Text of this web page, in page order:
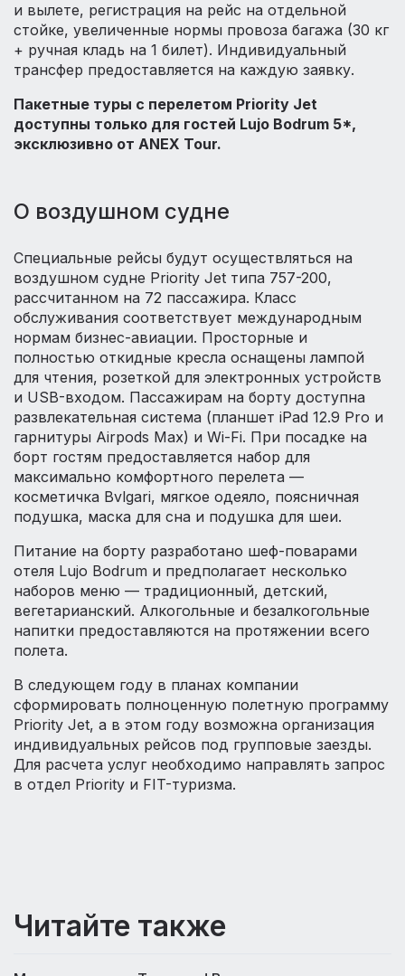
и вылете, регистрация на рейс на отдельной
стойке, увеличенные нормы провоза багажа (30 кг
+ ручная кладь на 1 билет). Индивидуальный
трансфер предоставляется на каждую заявку.
Пакетные туры с перелетом Priority Jet
доступны только для гостей Lujo Bodrum 5*,
эксклюзивно от ANEX Tour.
О воздушном судне
Специальные рейсы будут осуществляться на
воздушном судне Priority Jet типа 757-200,
рассчитанном на 72 пассажира. Класс
обслуживания соответствует международным
нормам бизнес-авиации. Просторные и
полностью откидные кресла оснащены лампой
для чтения, розеткой для электронных устройств
и USB-входом. Пассажирам на борту доступна
развлекательная система (планшет iPad 12.9 Pro и
гарнитуры Airpods Max) и Wi-Fi. При посадке на
борт гостям предоставляется набор для
максимально комфортного перелета —
косметичка Bvlgari, мягкое одеяло, поясничная
подушка, маска для сна и подушка для шеи.
Питание на борту разработано шеф-поварами
отеля Lujo Bodrum и предполагает несколько
наборов меню — традиционный, детский,
вегетарианский. Алкогольные и безалкогольные
напитки предоставляются на протяжении всего
полета.
В следующем году в планах компании
сформировать полноценную полетную программу
Priority Jet, а в этом году возможна организация
индивидуальных рейсов под групповые заезды.
Для расчета услуг необходимо направлять запрос
в отдел Priority и FIT-туризма.
Читайте также